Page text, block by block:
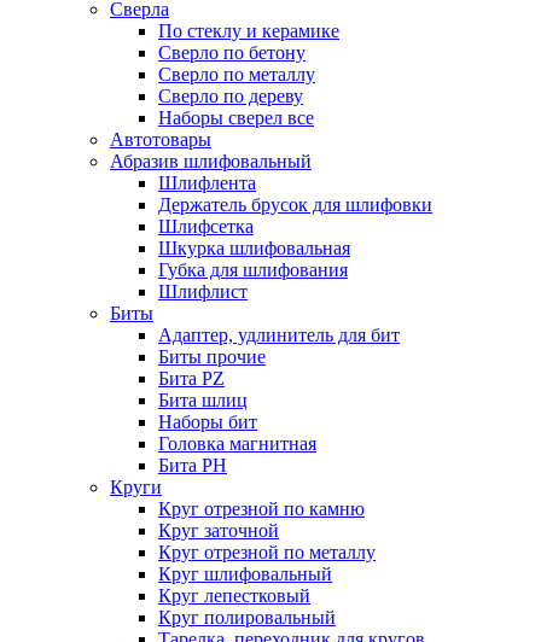
Сверла
По стеклу и керамике
Сверло по бетону
Сверло по металлу
Сверло по дереву
Наборы сверел все
Автотовары
Абразив шлифовальный
Шлифлента
Держатель брусок для шлифовки
Шлифсетка
Шкурка шлифовальная
Губка для шлифования
Шлифлист
Биты
Адаптер, удлинитель для бит
Биты прочие
Бита PZ
Бита шлиц
Наборы бит
Головка магнитная
Бита PH
Круги
Круг отрезной по камню
Круг заточной
Круг отрезной по металлу
Круг шлифовальный
Круг лепестковый
Круг полировальный